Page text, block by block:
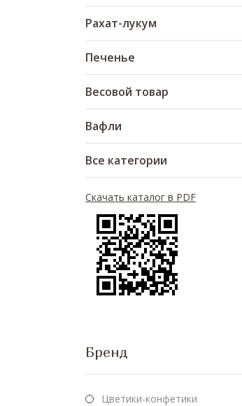
Рахат-лукум
Печенье
Весовой товар
Вафли
Все категории
Скачать каталог в PDF
Бренд
Цветики-конфетики